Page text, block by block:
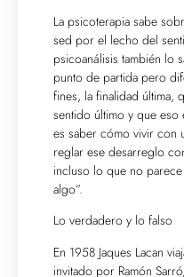
La psicoterapia sabe
sed por el lecho del
psicoanálisis también lo
punto de partida pero
fines, la finalidad última,
sentido último y que eso
es saber cómo vivir con
reglar ese desarreglo
incluso lo que no
algo”.
Lo verdadero y lo falso
En 1958 Jaques Lacan
invitado por Ramón